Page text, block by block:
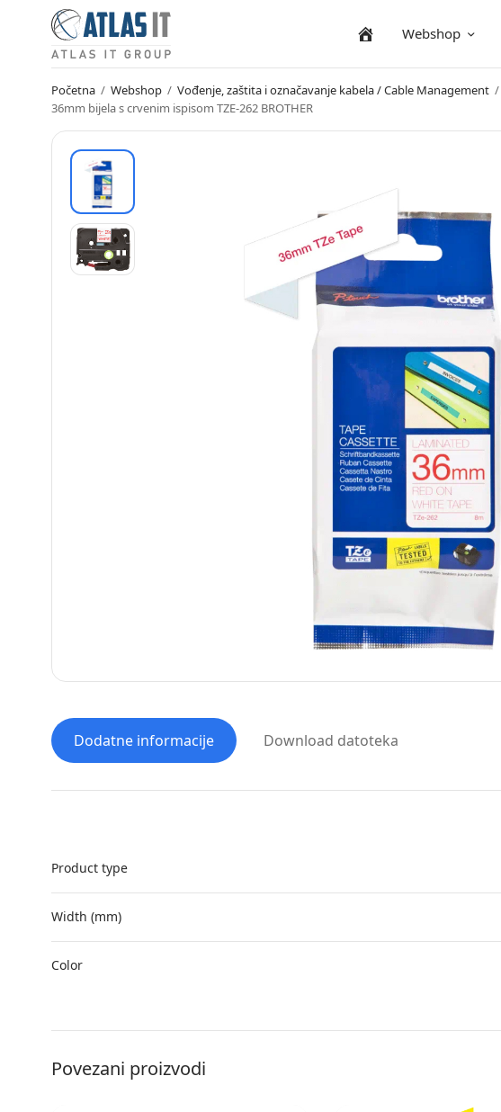
NaslovnicaWebshop
Početna / Webshop / Vođenje, zaštita i označavanje kabela / Cable Management /
36mm bijela s crvenim ispisom TZE-262 BROTHER
Dodatne informacije Download datoteka
Product type
Width (mm)
Color
Povezani proizvodi